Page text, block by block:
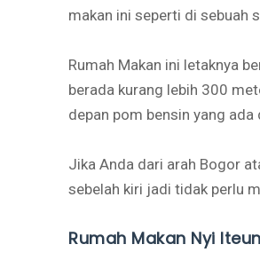
makan ini seperti di sebuah
Rumah Makan ini letaknya
berada kurang lebih 300
depan pom bensin yang
Jika Anda dari arah Bogor
sebelah kiri jadi tidak perlu
Rumah Makan Nyi